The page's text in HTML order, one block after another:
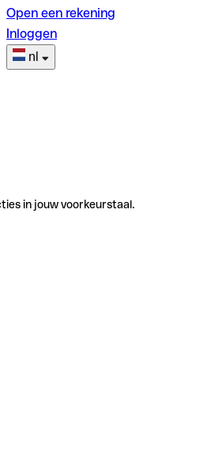
Open een rekening
Inloggen
nl
in jouw voorkeurstaal.